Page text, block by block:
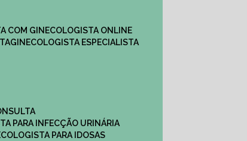
COM GINECOLOGISTA ONLINE​
GINECOLOGISTA ESPECIALISTA
PARA INFECÇÃO URINÁRIA
PARA IDOSAS